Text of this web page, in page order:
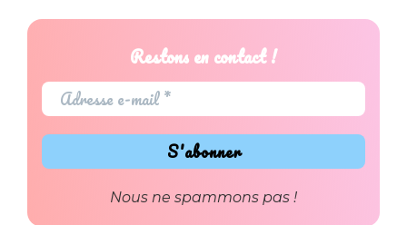
Restons en contact !
Nous ne spammons pas !